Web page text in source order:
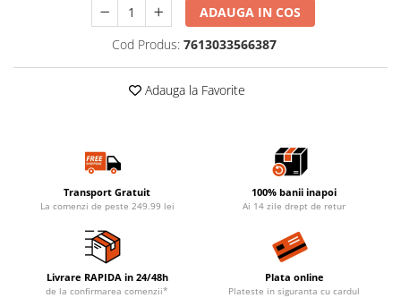
ADAUGA IN COS
Cod Produs: 7613033566387
Adauga la Favorite
Transport Gratuit
La comenzi de peste 249.99 lei
100% banii inapoi
Ai 14 zile drept de retur
Livrare RAPIDA in 24/48h
de la confirmarea comenzii*
Plata online
Plateste in siguranta cu cardul